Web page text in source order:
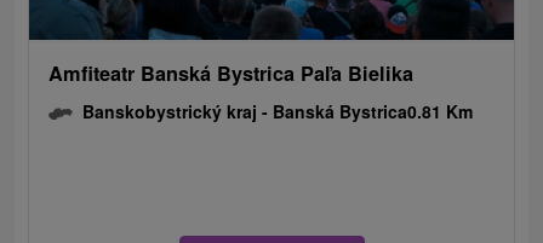
Amfiteatr Banská Bystrica Paľa Bielika
Banskobystrický kraj - Banská Bystrica0.81 Km